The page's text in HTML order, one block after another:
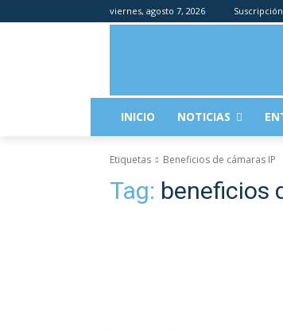
viernes, agosto 7, 2026 Suscripción
INICIO NOTICIAS
Etiquetas Beneficios de cámaras IP
Tag: beneficios